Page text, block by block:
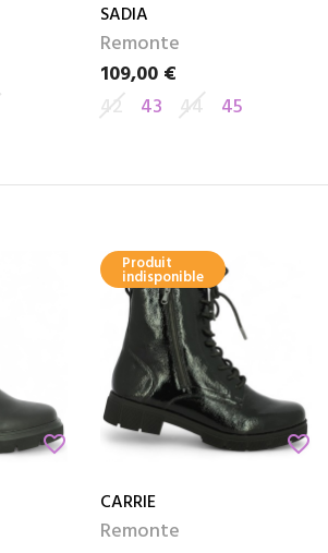
SADIA
Remonte
Prix
109,00 €
42
43 44 45
favorite_border
Produit
indisponible
favorite_border
CARRIE
Remonte